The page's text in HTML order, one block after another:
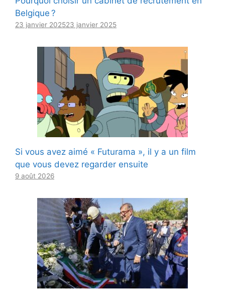
Belgique ?
23 janvier 202523 janvier 2025
Si vous avez aimé « Futurama », il y a un film
que vous devez regarder ensuite
9 août 2026